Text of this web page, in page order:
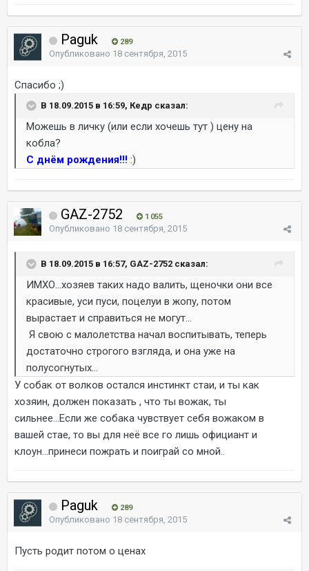
Paguk 289
Опубликовано 18 сентября, 2015
Спасибо ;)
В 18.09.2015 в 16:59, Кедр сказал:
Можешь в личку (или если хочешь тут ) цену на
кобла?
С днём рождения!!! :)
GAZ-2752 1 055
Опубликовано 18 сентября, 2015
В 18.09.2015 в 16:57, GAZ-2752 сказал:
ИМХО...хозяев таких надо валить, щеночки они все
красивые, уси пуси, поцелуи в жопу, потом
вырастает и справиться не могут...
Я свою с малолетства начал воспитывать, теперь
достаточно строгого взгляда, и она уже на
полусогнутых...
У собак от волков остался инстинкт стаи, и ты как
хозяин, должен показать , что ты вожак, ты
сильнее...Если же собака чувствует себя вожаком в
вашей стае, то вы для неё все го лишь официант и
клоун...принеси пожрать и поиграй со мной..
Paguk 289
Опубликовано 18 сентября, 2015
Пусть родит потом о ценах